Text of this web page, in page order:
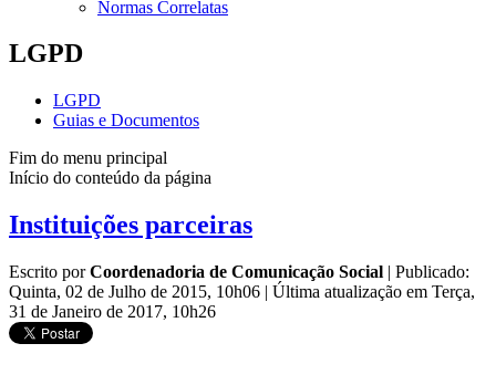
Normas Correlatas
LGPD
LGPD
Guias e Documentos
Fim do menu principal
Início do conteúdo da página
Instituições parceiras
Escrito porCoordenadoria de Comunicação Social | Publicado:
Quinta, 02 de Julho de 2015, 10h06 | Última atualização em Terça,
31 de Janeiro de 2017, 10h26